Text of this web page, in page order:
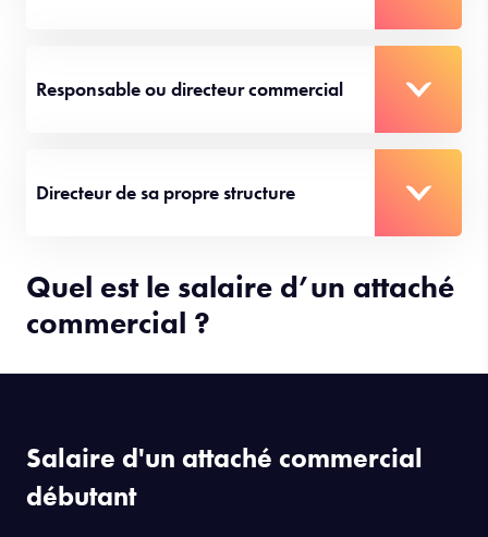
Responsable ou directeur commercial
Directeur de sa propre structure
Quel est le salaire d’un attaché
commercial ?
Salaire d'un attaché commercial
débutant